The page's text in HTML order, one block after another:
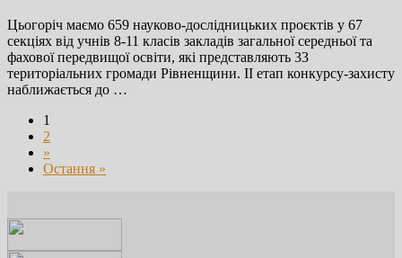
Цьогоріч маємо 659 науково-дослідницьких проєктів у 67
секціях від учнів 8-11 класів закладів загальної середньої та
фахової передвищої освіти, які представляють 33
територіальних громади Рівненщини. ІІ етап конкурсу-захисту
наближається до …
1
2
»
Остання »